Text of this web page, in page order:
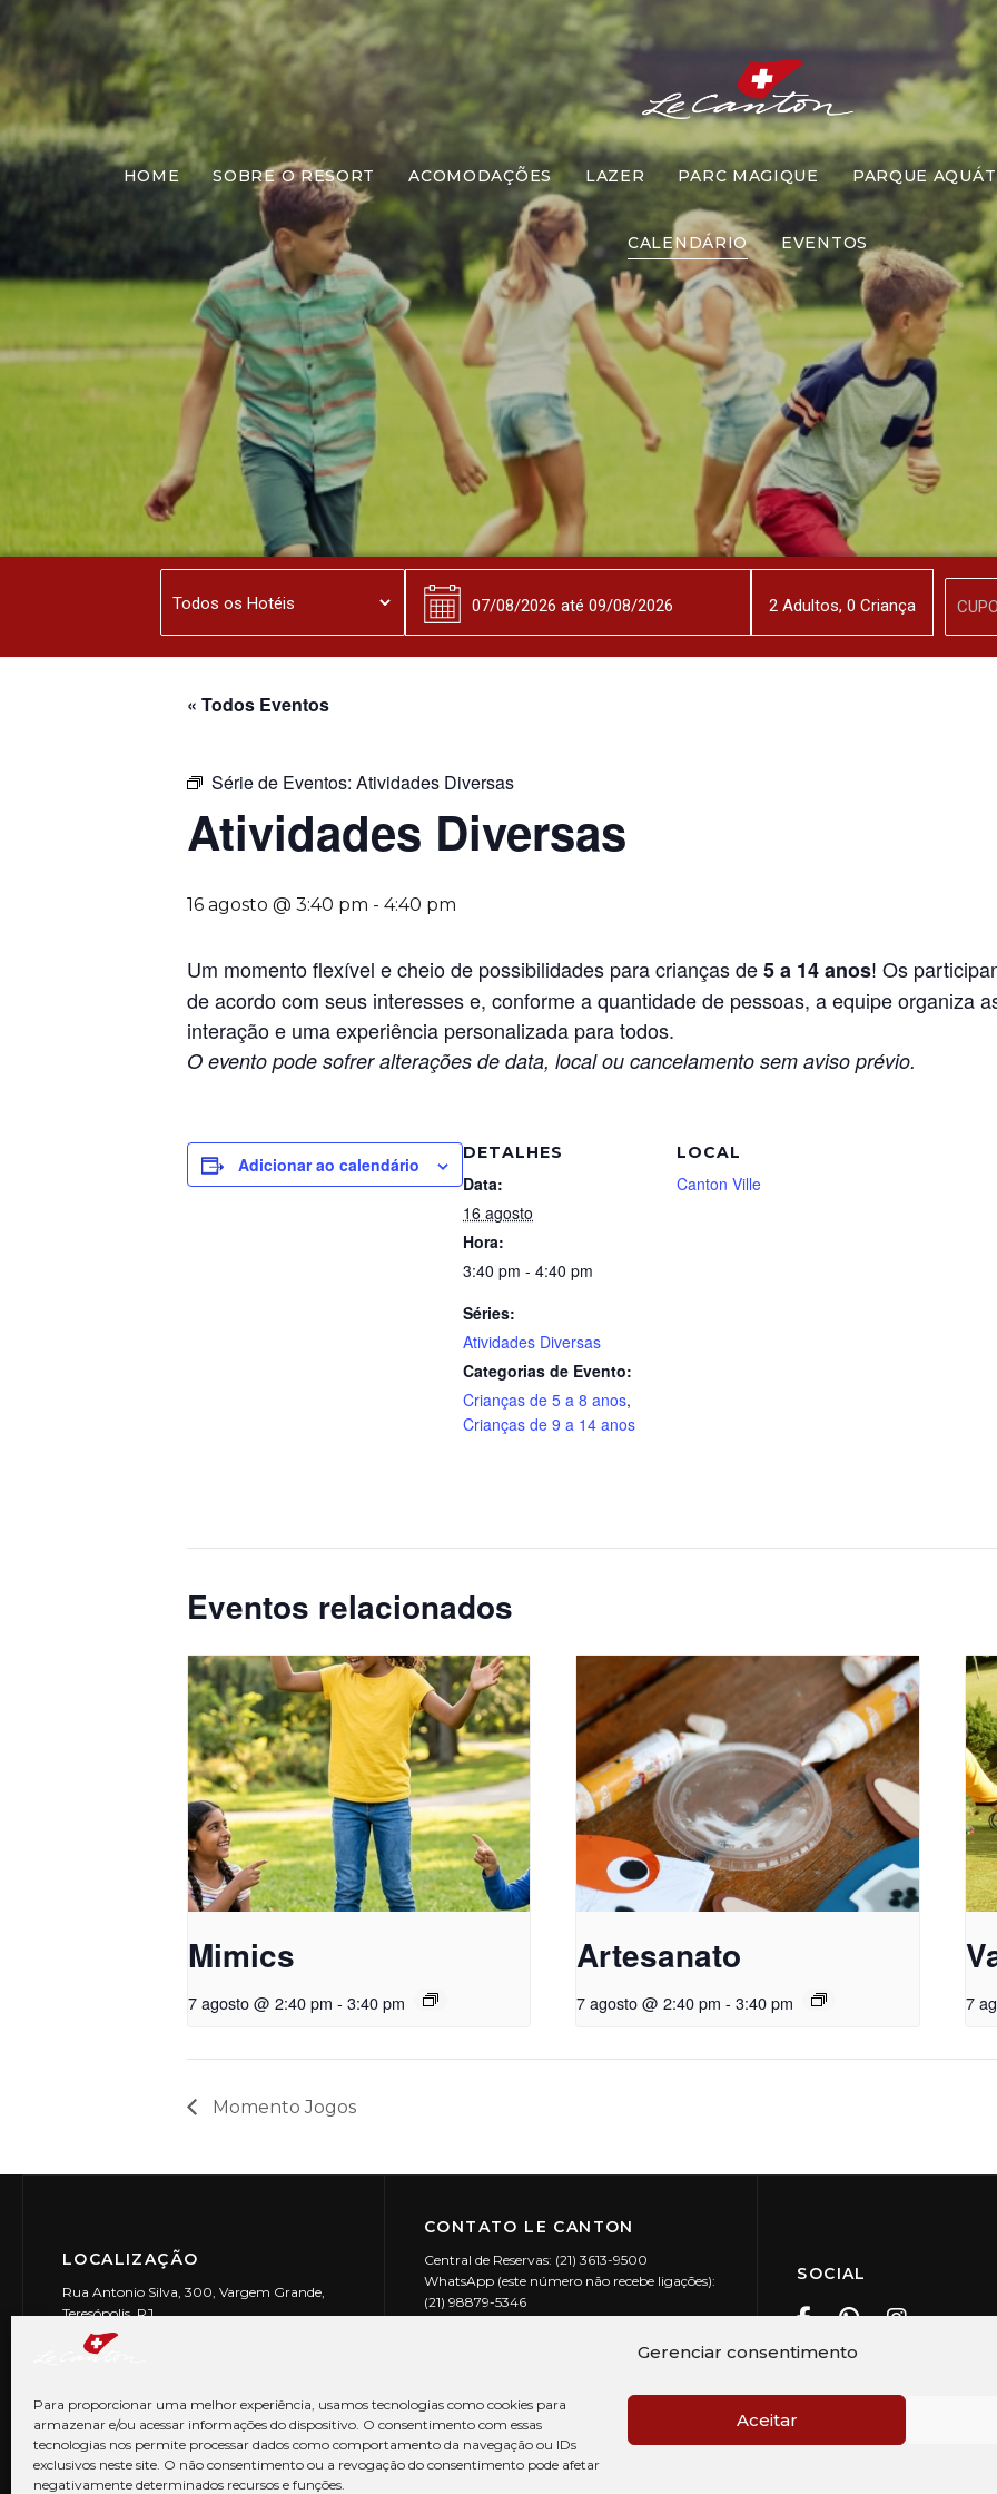
Gerenciar consentimento
Para proporcionar uma melhor experiência, usamos tecnologias como cookies para
armazenar e/ou acessar informações do dispositivo. O consentimento com essas
tecnologias nos permite processar dados como comportamento da navegação ou IDs
exclusivos neste site. O não consentimento ou a revogação do consentimento pode afetar
negativamente determinados recursos e funções.
Aceitar
HOME SOBRE O RESORT ACOMODAÇÕES LAZER PARC MAGIQUE PARQUE
CALENDÁRIO EVENTOS
Atividades
« Todos Eventos
Série de Eventos: Atividades Diversas
Atividades Diversas
16 agosto @ 3:40 pm - 4:40 pm
Um momento flexível e cheio de possibilidades para crianças de5 a 14 anos! Os
de acordo com seus interesses e, conforme a quantidade de pessoas, a equipe organiza
interação e uma experiência personalizada para todos.
O evento pode sofrer alterações de data, local ou cancelamento sem aviso prévio.
Adicionar ao calendário
DETALHES
Data:
16 agosto
Hora:
3:40 pm - 4:40 pm
Séries:
Atividades Diversas
Categorias de Evento:
Crianças de 5 a 8 anos,
Crianças de 9 a 14 anos
LOCAL
Canton Ville
Eventos relacionados
Mimics
7 agosto @ 2:40 pm - 3:40 pm
Artesanato
7 agosto @ 2:40 pm - 3:40 pm 7
Momento Jogos
LOCALIZAÇÃO
Rua Antonio Silva, 300, Vargem Grande,
Teresópolis, RJ
CEP: 25990-150
CONTATO LE CANTON
Central de Reservas: (21) 3613-9500
WhatsApp (este número não recebe ligações):
(21) 98879-5346
SOCIAL
2Adultos, 0 Criança